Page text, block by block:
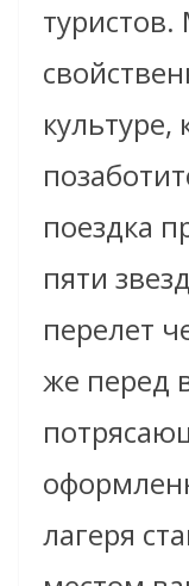
туристов.
культуре,
поездка
пяти
перелет
же перед
лагеря